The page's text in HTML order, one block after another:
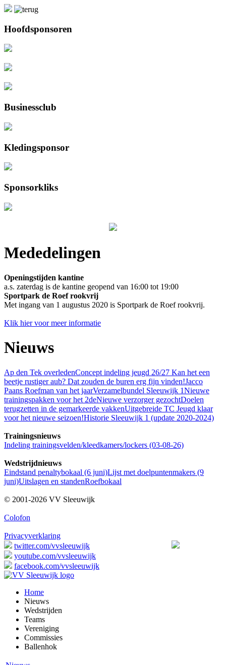
Hoofdsponsoren
Businessclub
Kledingsponsor
Sponsorkliks
Mededelingen
Openingstijden kantine
a.s. zaterdag is de kantine geopend van 16:00 tot 19:00
Sportpark de Roefrookvrij
Met ingang van 1 augustus 2020 is Sportpark de Roef rookvrij.
Klik hier voor meer informatie
Nieuws
Ap den Tek overledenConcept indeling jeugd 26/27 Kan het een
beetje rustiger aub? Dat zouden de buren erg fijn vinden!Jacco
Paans Roefman van het jaarVerzamelbundel Sleeuwijk 1Nieuwe
trainingspakken voor het 2deNieuwe verzorger gezochtDoelen
terugzetten in de gemarkeerde vakkenUitgebreide TC Jeugd klaar
voor het nieuwe seizoen!Historie Sleeuwijk 1 (update 2020-2024)
Trainingsnieuws
Indeling trainingsvelden/kleedkamers/lockers (03-08-26)
Wedstrijdnieuws
Eindstand penaltybokaal (6 juni)Lijst met doelpuntenmakers (9
juni)Uitslagen en standenRoefbokaal
© 2001-2026 VV Sleeuwijk
Colofon
Privacyverklaring
twitter.com/vvsleeuwijk
youtube.com/vvsleeuwijk
facebook.com/vvsleeuwijk
Home
Nieuws
Wedstrijden
Teams
Vereniging
Commissies
Ballenhok